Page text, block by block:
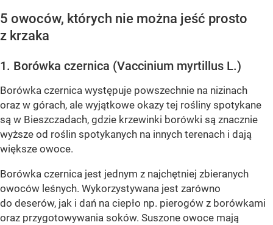
5 owoców, których nie można jeść prosto
z krzaka
1. Borówka czernica (Vaccinium myrtillus L.)
Borówka czernica występuje powszechnie na nizinach
oraz w górach, ale wyjątkowe okazy tej rośliny spotykane
są w Bieszczadach, gdzie krzewinki borówki są znacznie
wyższe od roślin spotykanych na innych terenach i dają
większe owoce.
Borówka czernica jest jednym z najchętniej zbieranych
owoców leśnych. Wykorzystywana jest zarówno
do deserów, jak i dań na ciepło np. pierogów z borówkami
oraz przygotowywania soków. Suszone owoce mają